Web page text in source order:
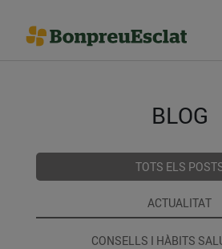
BLOG
TOTS ELS
ACTUALITAT
CONSELLS I HÀBITS